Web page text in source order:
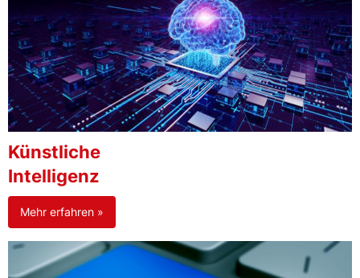
Künstliche
Intelligenz
Mehr erfahren »